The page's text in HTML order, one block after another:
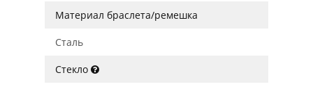
Материал браслета/ремешка
Сталь
Стекло